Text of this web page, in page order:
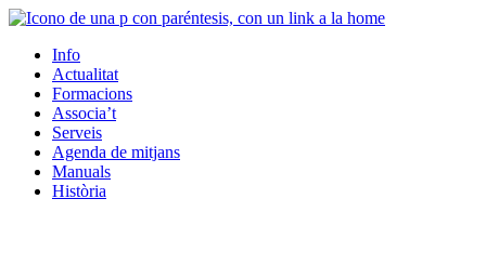
Info
Actualitat
Formacions
Associa’t
Serveis
Agenda de mitjans
Manuals
Història